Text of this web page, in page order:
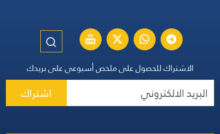
الاشتراك للحصول على ملخص أسبوعي على بريدك
اشتراك